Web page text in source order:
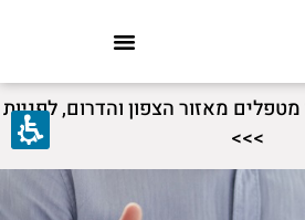
מאזור הצפון והדרום, לפניות
>>>